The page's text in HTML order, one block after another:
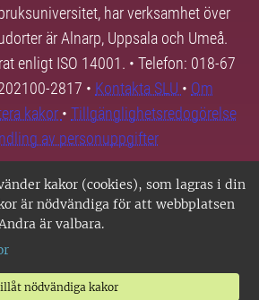
kakor (cookies), som lagras i din
är nödvändiga för att webbplatsen
är valbara.
nödvändiga kakor
har verksamhet över
är Alnarp, Uppsala och Umeå.
enligt ISO 14001. • Telefon: 018-67
2817 • Kontakta SLU • Om
kakor • Tillgänglighetsredogörelse
av personuppgifter